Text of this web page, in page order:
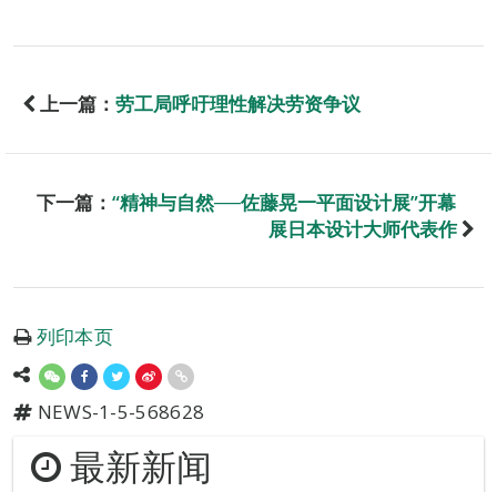
上一篇： 劳工局呼吁理性解决劳资争议
下一篇： “精神与自然──佐藤晃一平面设计展”开幕
展日本设计大师代表作
列印本页
NEWS-1-5-568628
最新新闻